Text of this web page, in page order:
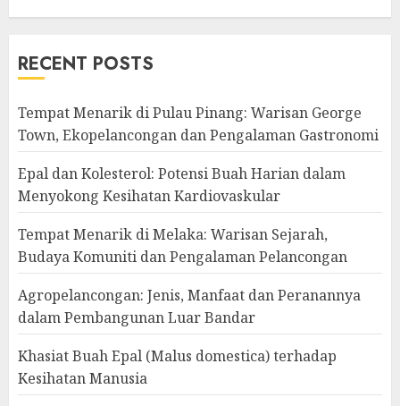
RECENT POSTS
Tempat Menarik di Pulau Pinang: Warisan George
Town, Ekopelancongan dan Pengalaman Gastronomi
Epal dan Kolesterol: Potensi Buah Harian dalam
Menyokong Kesihatan Kardiovaskular
Tempat Menarik di Melaka: Warisan Sejarah,
Budaya Komuniti dan Pengalaman Pelancongan
Agropelancongan: Jenis, Manfaat dan Peranannya
dalam Pembangunan Luar Bandar
Khasiat Buah Epal (Malus domestica) terhadap
Kesihatan Manusia